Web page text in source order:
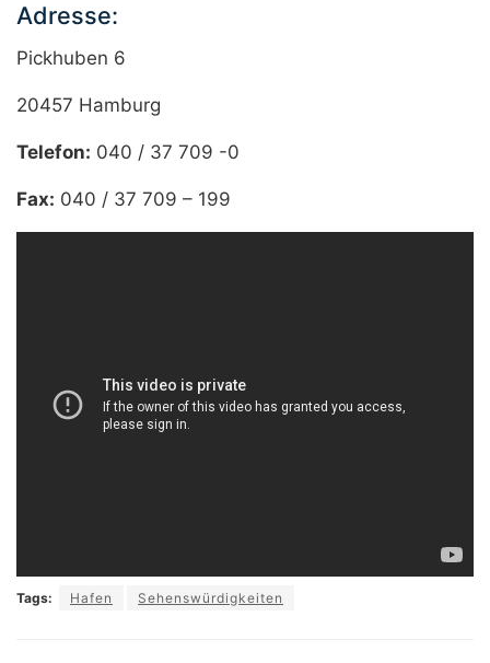
Adresse:
Pickhuben 6
20457 Hamburg
Telefon: 040 / 37 709 -0
Fax: 040 / 37 709 – 199
Tags: Hafen Sehenswürdigkeiten